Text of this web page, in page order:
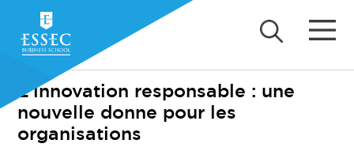
L'innovation responsable : une
nouvelle donne pour les
organisations